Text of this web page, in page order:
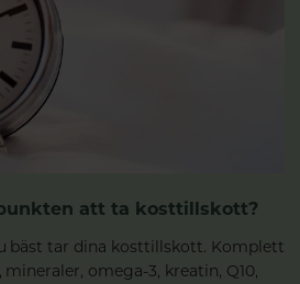
att ta kosttillskott?
bäst tar dina kosttillskott. Komplett
omega-3, kreatin, Q10,